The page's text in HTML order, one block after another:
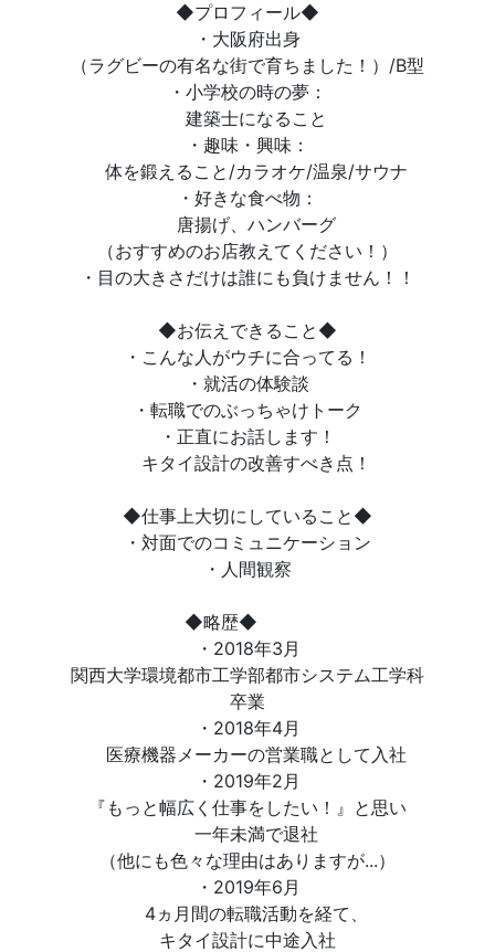
◆プロフィール◆
・大阪府出身
（ラグビーの有名な街で育ちました！）/B型
・小学校の時の夢：
建築士になること
・趣味・興味：
体を鍛えること/カラオケ/温泉/サウナ
・好きな食べ物：
唐揚げ、ハンバーグ
（おすすめのお店教えてください！）
・目の大きさだけは誰にも負けません！！
◆お伝えできること◆
・こんな人がウチに合ってる！
・就活の体験談
・転職でのぶっちゃけトーク
・正直にお話します！
キタイ設計の改善すべき点！
◆仕事上大切にしていること◆
・対面でのコミュニケーション
・人間観察
◆略歴◆
・2018年3月
関西大学環境都市工学部都市システム工学科
卒業
・2018年4月
医療機器メーカーの営業職として入社
・2019年2月
『もっと幅広く仕事をしたい！』と思い
一年未満で退社
（他にも色々な理由はありますが...）
・2019年6月
4ヵ月間の転職活動を経て、
キタイ設計に中途入社